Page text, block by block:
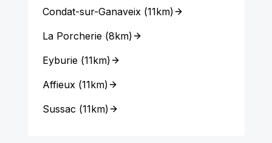
Condat-sur-Ganaveix(11km)
La Porcherie(8km)
Eyburie(11km)
Affieux(11km)
Sussac (11km)